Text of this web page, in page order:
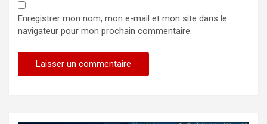
Enregistrer mon nom, mon e-mail et mon site dans le
navigateur pour mon prochain commentaire.